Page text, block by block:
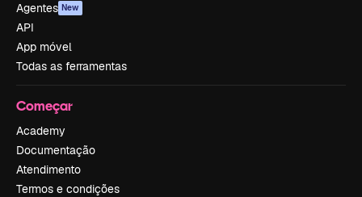
Agentes New
API
App móvel
Todas as ferramentas
Começar
Academy
Documentação
Atendimento
Termos e condições